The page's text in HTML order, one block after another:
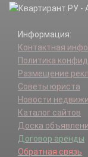
Информация:
Контактная
Политика
Размещение
Советы юриста
Новости
Каталог сайтов
Доска
Договор аренды
Обратная связь